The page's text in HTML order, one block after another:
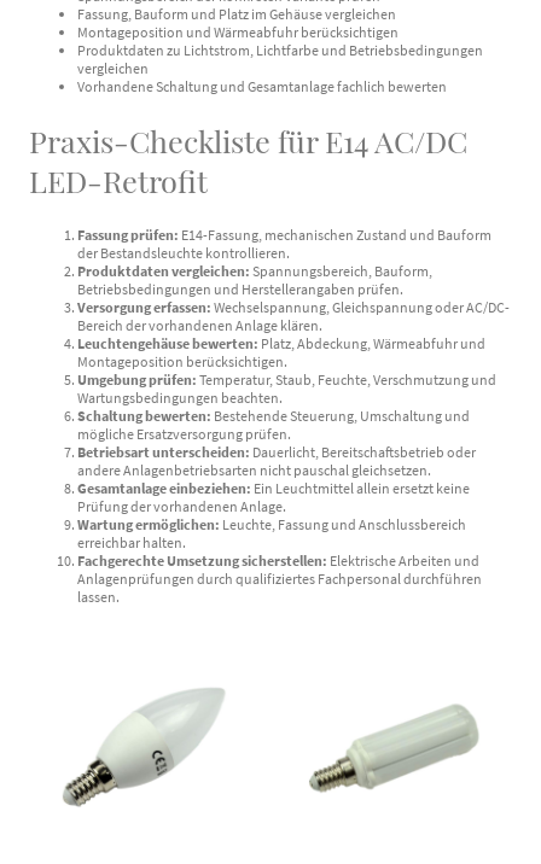
Fassung, Bauform und Platz im Gehäuse vergleichen
Montageposition und Wärmeabfuhr berücksichtigen
Produktdaten zu Lichtstrom, Lichtfarbe und Betriebsbedingungen
vergleichen
Vorhandene Schaltung und Gesamtanlage fachlich bewerten
Praxis-Checkliste für E14 AC/DC
LED-Retrofit
Fassung prüfen: E14-Fassung, mechanischen Zustand und Bauform
der Bestandsleuchte kontrollieren.
Produktdaten vergleichen: Spannungsbereich, Bauform,
Betriebsbedingungen und Herstellerangaben prüfen.
Versorgung erfassen: Wechselspannung, Gleichspannung oder AC/DC-
Bereich der vorhandenen Anlage klären.
Leuchtengehäuse bewerten: Platz, Abdeckung, Wärmeabfuhr und
Montageposition berücksichtigen.
Umgebung prüfen: Temperatur, Staub, Feuchte, Verschmutzung und
Wartungsbedingungen beachten.
Schaltung bewerten: Bestehende Steuerung, Umschaltung und
mögliche Ersatzversorgung prüfen.
Betriebsart unterscheiden: Dauerlicht, Bereitschaftsbetrieb oder
andere Anlagenbetriebsarten nicht pauschal gleichsetzen.
Gesamtanlage einbeziehen: Ein Leuchtmittel allein ersetzt keine
Prüfung der vorhandenen Anlage.
Wartung ermöglichen: Leuchte, Fassung und Anschlussbereich
erreichbar halten.
Fachgerechte Umsetzung sicherstellen: Elektrische Arbeiten und
Anlagenprüfungen durch qualifiziertes Fachpersonal durchführen
lassen.